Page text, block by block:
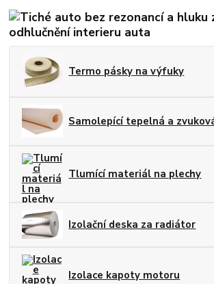
Termo pásky na výfuky
Samolepící tepelná a
Tlumící materiál na plechy
Izolační deska za radiátor
Izolace kapoty motoru